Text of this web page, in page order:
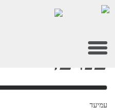
Main
Content
Toggle
navigation
עמיעד
עמיעד